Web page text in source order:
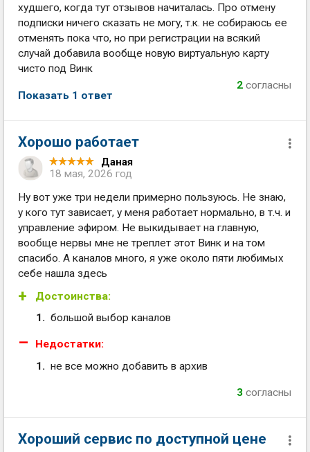
худшего, когда тут отзывов начиталась. Про отмену
подписки ничего сказать не могу, т.к. не собираюсь ее
отменять пока что, но при регистрации на всякий
случай добавила вообще новую виртуальную карту
чисто под Винк
2 согласны
Показать 1 ответ
Хорошо работает
Даная
18 мая, 2026 год
Ну вот уже три недели примерно пользуюсь. Не знаю,
у кого тут зависает, у меня работает нормально, в т.ч. и
управление эфиром. Не выкидывает на главную,
вообще нервы мне не треплет этот Винк и на том
спасибо. А каналов много, я уже около пяти любимых
себе нашла здесь
Достоинства:
большой выбор каналов
Недостатки:
не все можно добавить в архив
3 согласны
Хороший сервис по доступной цене